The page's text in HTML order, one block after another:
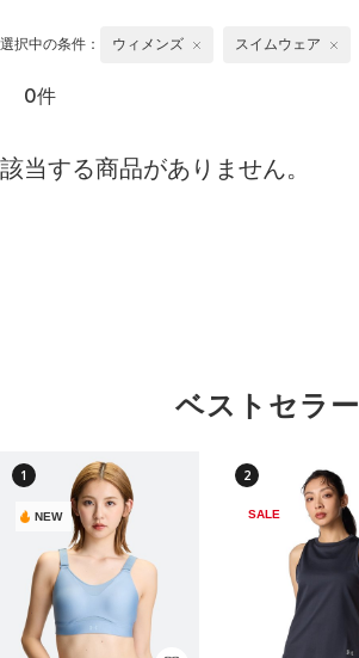
選択中の条件： ウィメンズ スイムウェア
0件
該当する商品がありません。
ベストセラー
1
NEW
2
SALE